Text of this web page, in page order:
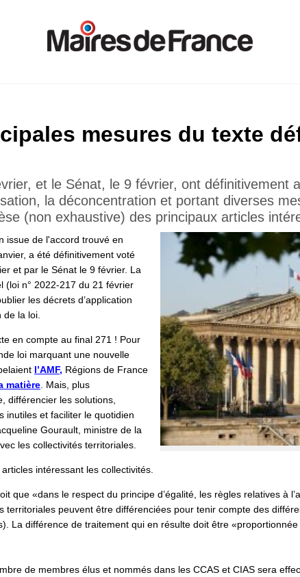
mesures du texte
et le Sénat, le 9 février, ont définitivement
la déconcentration et portant diverses
(non exhaustive) des principaux articles
issue de l'accord trouvé en
a été définitivement voté
et par le Sénat le 9 février. La
(loi n° 2022-217 du 21 février
les décrets d’application
la loi.
en compte au final 271 ! Pour
loi marquant une nouvelle
l’AMF, Régions de France
matière . Mais, plus
différencier les solutions,
inutiles et faciliter le quotidien
Gourault, ministre de la
les collectivités territoriales.
intéressant les collectivités.
que «dans le respect du principe d’égalité, les règles relatives à
territoriales peuvent être différenciées pour tenir compte des
La différence de traitement qui en résulte doit être
de membres élus et nommés dans les CCAS et CIAS sera